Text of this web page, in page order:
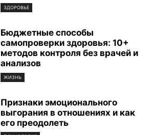
ЗДОРОВЬЕ
Бюджетные способы
самопроверки здоровья: 10+
методов контроля без врачей и
анализов
ЖИЗНЬ
Признаки эмоционального
выгорания в отношениях и как
его преодолеть